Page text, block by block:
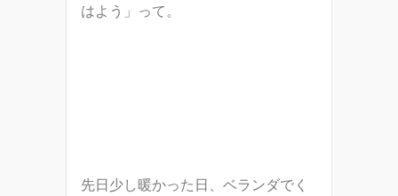
はよう」って。
先日少し暖かった日、ベランダでく